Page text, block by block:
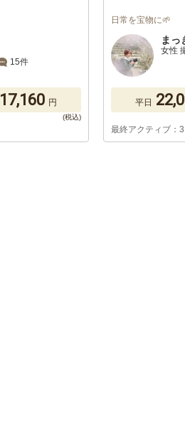
15件
17,160 円
日常を宝物に🌱
まっ
女性
平日
最終アクティブ：